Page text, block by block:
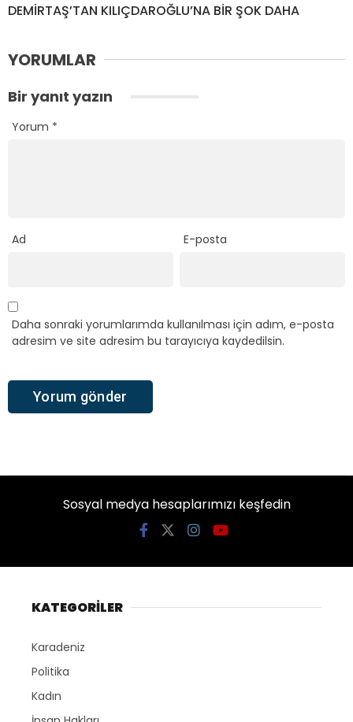
DEMİRTAŞ’TAN KILIÇDAROĞLU’NA BİR ŞOK DAHA
YORUMLAR
Bir yanıt yazın
Yorum *
Ad E-posta
Daha sonraki yorumlarımda kullanılması için adım, e-posta
adresim ve site adresim bu tarayıcıya kaydedilsin.
Sosyal medya hesaplarımızı keşfedin
KATEGORİLER
Karadeniz
Politika
Kadın